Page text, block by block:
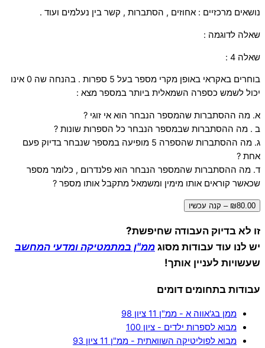
נושאים מרכזיים : אחוזים , הסתברות , קשר בין נעלמים ועוד .
שאלה לדוגמה :
שאלה 4 :
בוחרים באקראי באופן מקרי מספר בעל 5 ספרות . בהנחה שה 0 אינו
יכול לשמש כספרה השמאלית ביותר במספר מצא :
א. מה ההסתברות שהמספר הנבחר הוא אי זוגי ?
ב . מה ההסתברות שבמספר הנבחר כל הספרות שונות ?
ג. מה ההסתברות שהספרה 5 מופיעה במספר שנבחר בדיוק פעם
אחת ?
ד. מה ההסתברות שהמספר הנבחר הוא פלנדרום , כלומר מספר
שכאשר קוראים אותו מימין ומשמאל מתקבל אותו מספר ?
₪80.00 – קנה עכשיו
זו לא בדיוק העבודה שחיפשת?
יש לנו עוד עבודות מסוגממ"ן במתמטיקה ומדעי המחשב
שעשויות לעניין אותך!
עבודות בתחומים דומים
ממן בג'אווה א - ממ"ן 11 ציון 98
מבוא לספרות ילדים - ציון 100
מבוא לפוליטיקה השוואתית - ממ"ן 11 ציון 93